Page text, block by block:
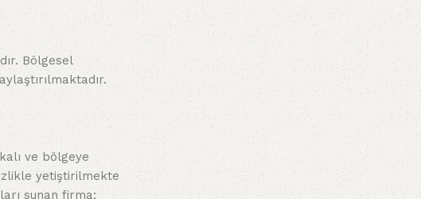
Bölgesel
ve bölgeye
yetiştirilmekte
sunan firma;